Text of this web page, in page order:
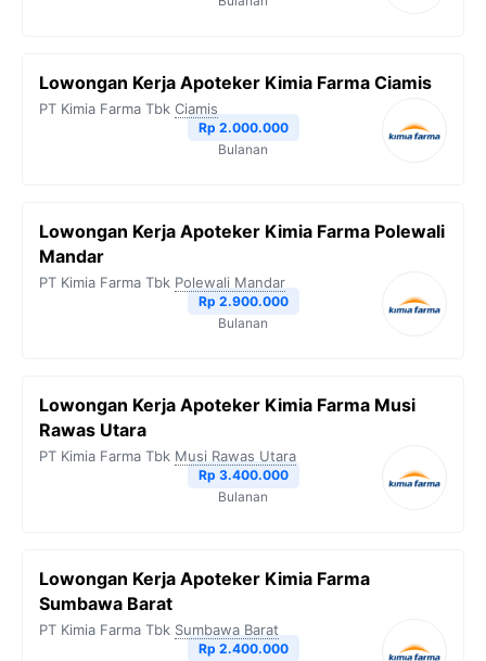
Lowongan Kerja Apoteker Kimia Farma Ciamis
PT Kimia Farma Tbk Ciamis
Rp 2.000.000
Bulanan
Lowongan Kerja Apoteker Kimia Farma Polewali
Mandar
PT Kimia Farma Tbk Polewali Mandar
Rp 2.900.000
Bulanan
Lowongan Kerja Apoteker Kimia Farma Musi
Rawas Utara
PT Kimia Farma Tbk Musi Rawas Utara
Rp 3.400.000
Bulanan
Lowongan Kerja Apoteker Kimia Farma
Sumbawa Barat
PT Kimia Farma Tbk Sumbawa Barat
Rp 2.400.000